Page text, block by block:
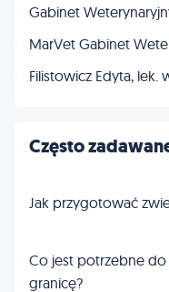
MarVet Gabinet
Często
Jak przygotować
Co jest potrzebne
granicę?